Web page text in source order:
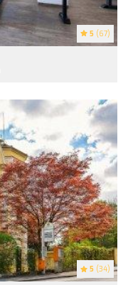
5 (67)
5 (34)